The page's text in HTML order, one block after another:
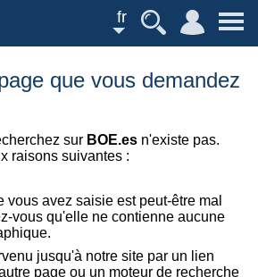
fr
que vous demandez
sur BOE.es n'existe pas.
raisons suivantes :
vous avez saisie est peut-être mal
vous qu'elle ne contienne aucune
jusqu'à notre site par un lien
page ou un moteur de recherche